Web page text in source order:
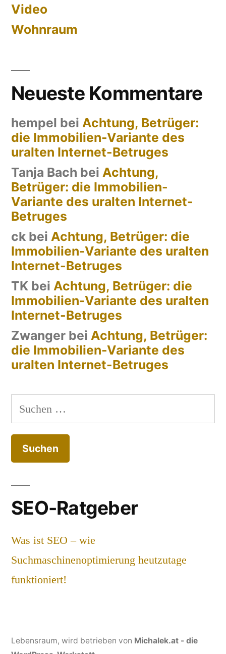
Video
Wohnraum
Neueste Kommentare
hempel bei Achtung, Betrüger:
die Immobilien-Variante des
uralten Internet-Betruges
Tanja Bach bei Achtung,
Betrüger: die Immobilien-
Variante des uralten Internet-
Betruges
ck bei Achtung, Betrüger: die
Immobilien-Variante des uralten
Internet-Betruges
TK bei Achtung, Betrüger: die
Immobilien-Variante des uralten
Internet-Betruges
Zwanger bei Achtung, Betrüger:
die Immobilien-Variante des
uralten Internet-Betruges
Suchen
nach:
SEO-Ratgeber
Was ist SEO – wie
Suchmaschinenoptimierung heutzutage
funktioniert!
Lebensraum, wird betrieben von Michalek.at - die